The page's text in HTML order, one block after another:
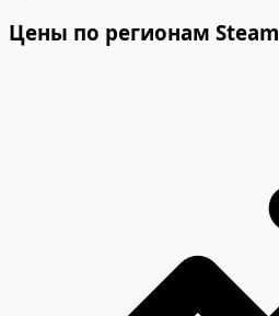
Цены по регионам Steam